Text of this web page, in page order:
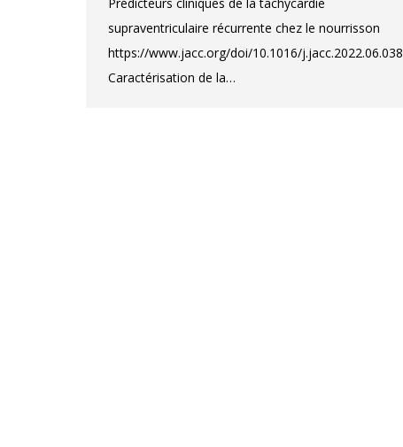
Prédicteurs cliniques de la tachycardie
supraventriculaire récurrente chez le nourrisson
https://www.jacc.org/doi/10.1016/j.jacc.2022.06.038
Caractérisation de la…